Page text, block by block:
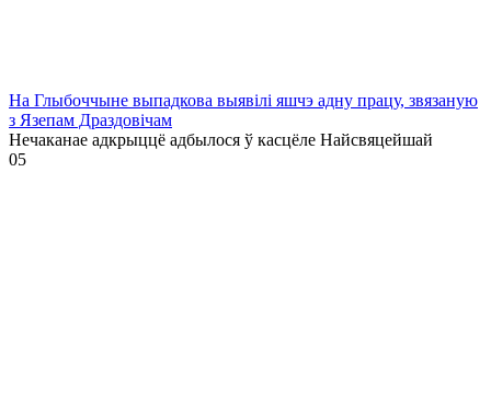
На Глыбоччыне выпадкова выявілі яшчэ адну працу, звязаную
з Язепам Драздовічам
Нечаканае адкрыццё адбылося ў касцёле Найсвяцейшай
05